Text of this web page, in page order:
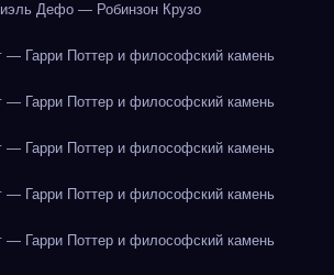
Дефо — Робинзон Крузо
— Гарри Поттер и философский камень
— Гарри Поттер и философский камень
— Гарри Поттер и философский камень
— Гарри Поттер и философский камень
— Гарри Поттер и философский камень